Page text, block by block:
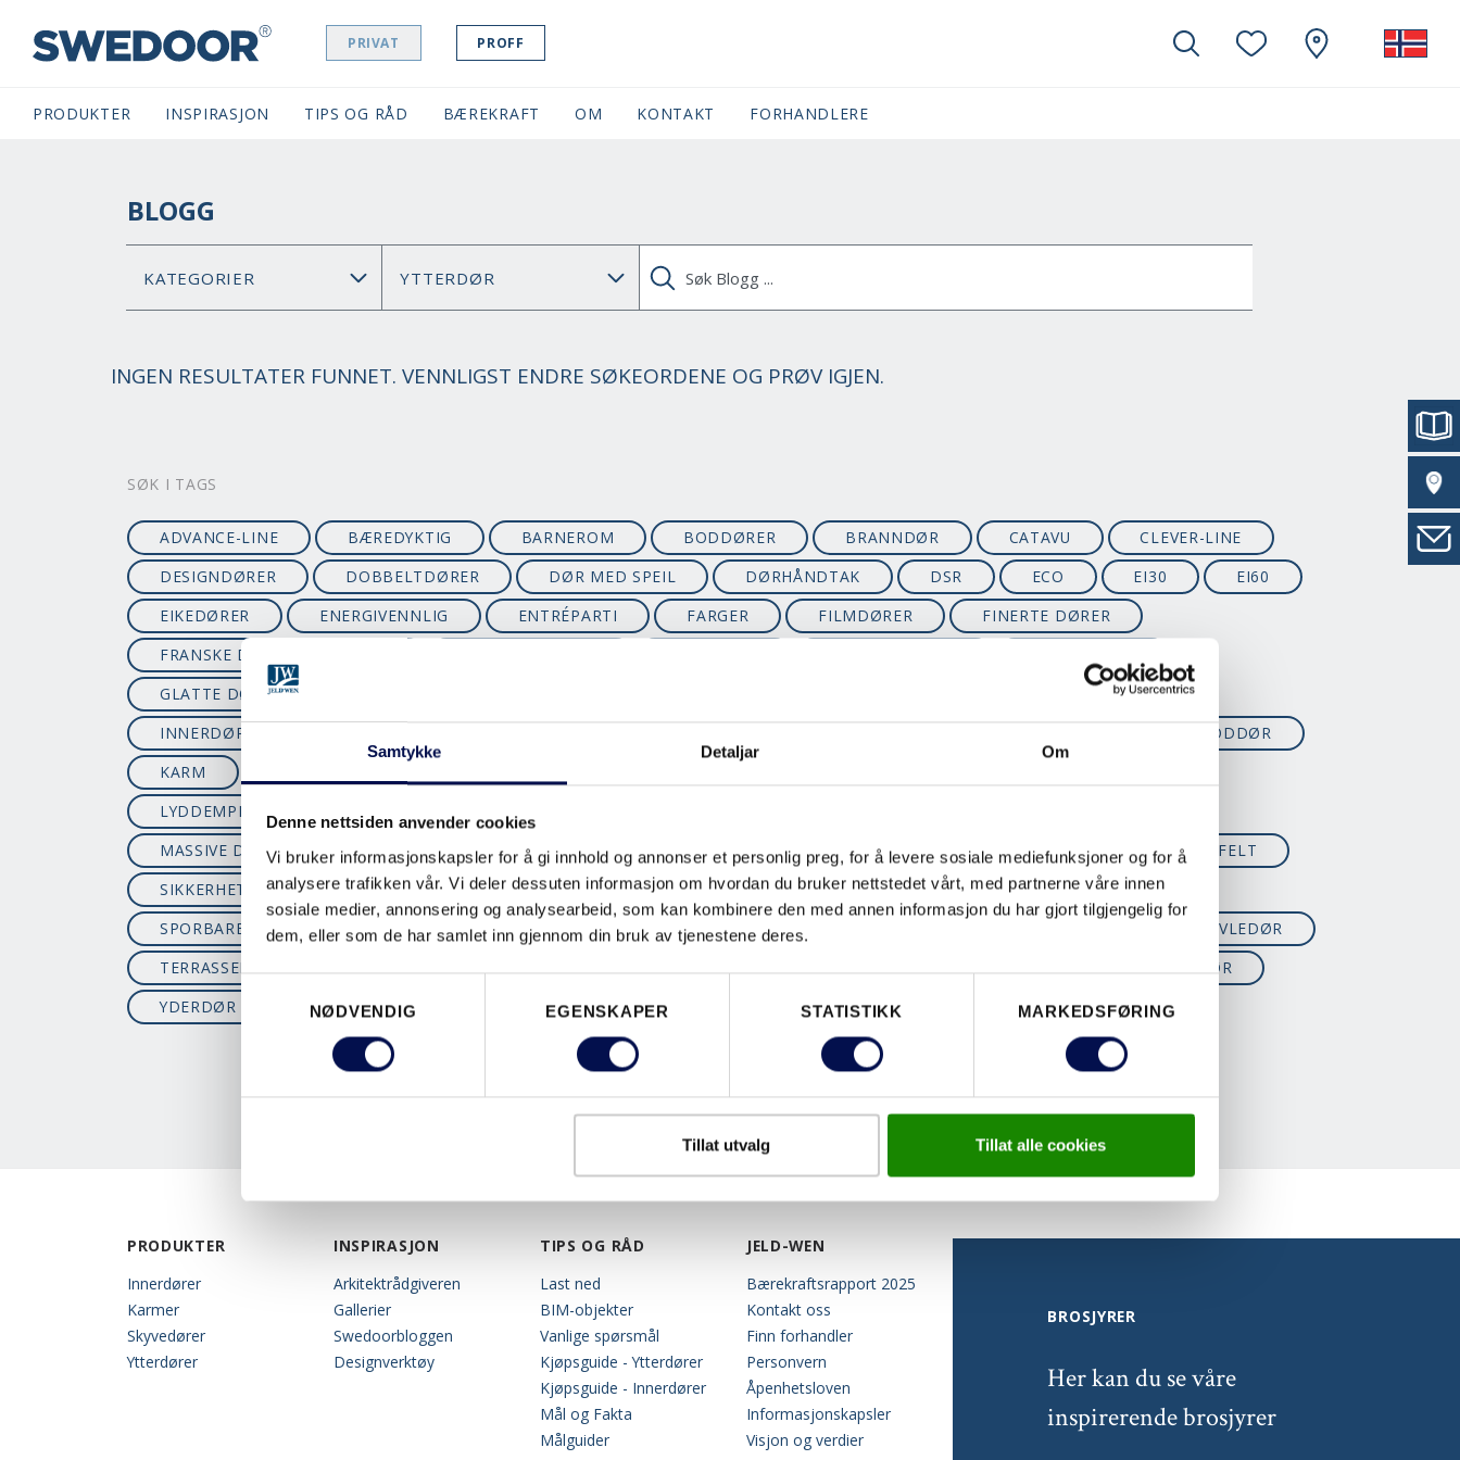
Samtykke Detaljar Om
Denne nettsiden anvender cookies
Vi bruker informasjonskapsler for å gi innhold og annonser et personlig preg, for å levere sosiale mediefunksjoner og for å
analysere trafikken vår. Vi deler dessuten informasjon om hvordan du bruker nettstedet vårt, med partnerne våre innen
sosiale medier, annonsering og analysearbeid, som kan kombinere den med annen informasjon du har gjort tilgjengelig for
dem, eller som de har samlet inn gjennom din bruk av tjenestene deres.
Consent
NØDVENDIG EGENSKAPER STATISTIKK MARKEDSFØRING
Tillat utvalg Tillat alle cookies
SWEDOOR NAVIGATION PRIVAT PROFF
PRODUKTER INSPIRASJON TIPS OG RÅD BÆREKRAFT OM KONTAKT FORHANDLERE
BLOGG
INGEN RESULTATER FUNNET. VENNLIGST ENDRE SØKEORDENE OG PRØV IGJEN.
SØK I TAGS
ADVANCE-LINE BÆREDYKTIG BARNEROM BODDØRER BRANNDØR CATAVU
CLEVER-LINE
DESIGNDØRER
DOBBELTDØRER DØR MED SPEIL DØRHÅNDTAK DSR ECO EI30
EI60
EIKEDØRER
ENERGIVENNLIG ENTRÉPARTI FARGER FILMDØRER
FINERTE DØRER
FRANSKE DØRER
GLATTE DØRER
INNBRUDD
INNERDØRER
KALDBODDØR
KARM
LYDDEMPENDE
LYDDØRER LYDISOLERING
MASSIVE DØRER
MILJØ MODERNE YTTERDØRER MONTERE OVERLYS PARDØRER
SIDEFELT
SIKKERHETSDØRER
SIKKERHETSYTTERDØRER SKYVEDØRER SMARTCLOSE
SPESIALMÅL
SPORBARE YTTERDØRER
STORM STØYDEMPENDE STØYDEMPING
TAVLEDØR
TERRASSEDØR
TERSKEL TREDØRER U-VERDI VARMBODDØR VRIDER
WHITEBOARDDØR
YDERDØR
YTTERDØR YTTERDØRER YTTERDÖRR
PRODUKTER
Innerdører
Karmer
Skyvedører
Ytterdører
INSPIRASJON
Arkitektrådgiveren
Gallerier
Swedoorbloggen
Designverktøy
TIPS OG RÅD
Last ned
BIM-objekter
Vanlige spørsmål
Kjøpsguide - Ytterdører
Kjøpsguide - Innerdører
Mål og Fakta
Målguider
JELD-WEN
Bærekraftsrapport 2025
Kontakt oss
Finn forhandler
Personvern
Åpenhetsloven
Informasjonskapsler
Visjon og verdier
BROSJYRER
Her kan du se våre
inspirerende brosjyrer